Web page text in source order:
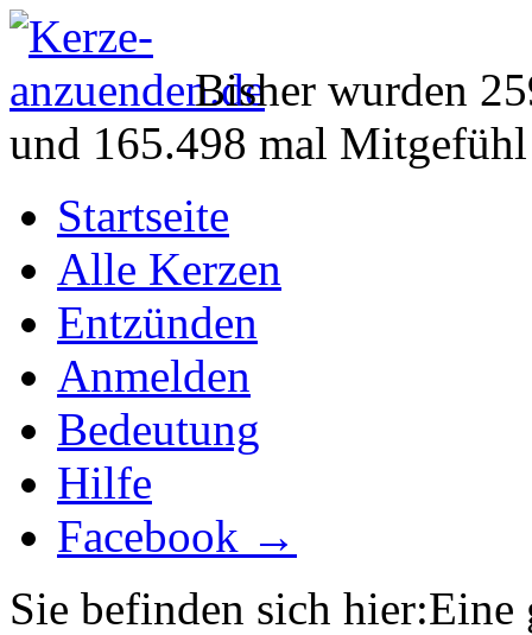
Bisher wurden
und 165.498 mal
Startseite
Alle Kerzen
Entzünden
Anmelden
Bedeutung
Hilfe
Facebook →
Sie befinden sich hier:Eine